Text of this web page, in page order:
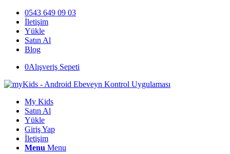
0543 649 09 03
İletişim
Yükle
Satın Al
Blog
0Alışveriş Sepeti
My Kids
Satın Al
Yükle
Giriş Yap
İletişim
Menu Menu